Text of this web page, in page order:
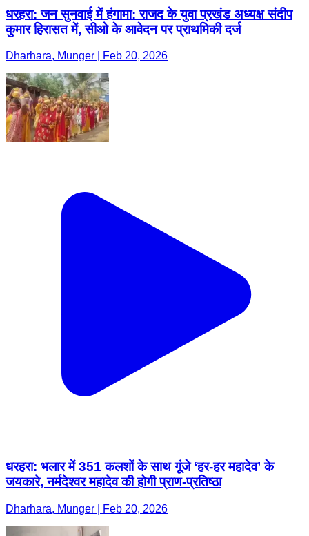
धरहरा: जन सुनवाई में हंगामा: राजद के युवा प्रखंड अध्यक्ष संदीप
कुमार हिरासत में, सीओ के आवेदन पर प्राथमिकी दर्ज
Dharhara, Munger | Feb 20, 2026
धरहरा: भलार में 351 कलशों के साथ गूंजे ‘हर-हर महादेव’ के
जयकारे, नर्मदेश्वर महादेव की होगी प्राण-प्रतिष्ठा
Dharhara, Munger | Feb 20, 2026